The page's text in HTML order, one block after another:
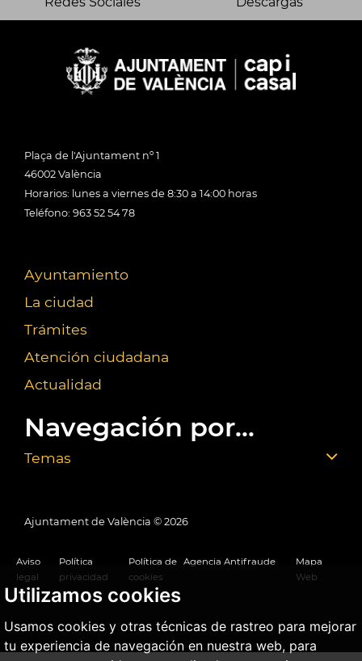
Utilizamos cookies
Usamos cookies y otras técnicas de rastreo para mejorar
tu experiencia de navegación en nuestra web, para
Plaça de l'Ajuntament nº 1
46002 València
Horarios: lunes a viernes de 8:30 a 14:00 horas
Teléfono: 963 52 54 78
Ayuntamiento
La ciudad
Trámites
Atención ciudadana
Actualidad
Navegación por...
Temas
Ajuntament de València © 2026
Aviso
legal
Política
privacidad
Política de
cookies
Agencia Antifraude
Mapa
Web